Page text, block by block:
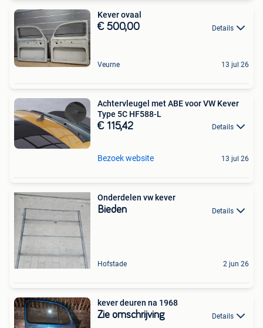
Kever ovaal
€ 500,00 Details
Veurne 13 jul 26
Achtervleugel met ABE voor VW Kever
Type 5C HF588-L
€ 115,42 Details
Bezoek website 13 jul 26
Onderdelen vw kever
Bieden Details
Hofstade 2 jun 26
kever deuren na 1968
Zie omschrijving Details